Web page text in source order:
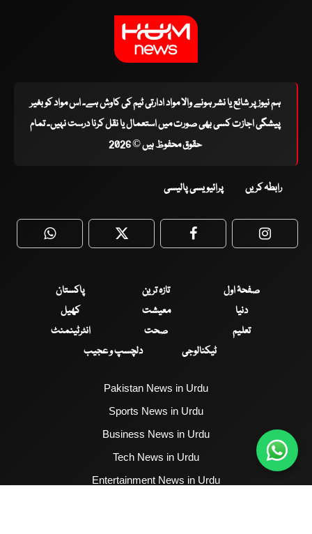
ہم نیوز پر شائع یا نشر ہونے والا مواد ادارتی ٹیم کی کاوش ہے۔ اس مواد کو بغیر
پیشگی اجازت کسی بھی صورت میں استعمال یا نقل کرنا درست نہیں۔ تمام
حقوق محفوظ ہیں © 2026
رابطہ کریں پرائیویسی پالیسی
WhatsApp Twitter Facebook
صفحۂ اول تازہ ترین
پاکستان
دنیا
معیشت
کھیل
تعلیم
صحت
انٹرٹینمنٹ
ٹیکنالوجی
دلچسپ و عجیب
Pakistan News in Urdu
Sports News in Urdu
Business News in Urdu
Tech News in Urdu
Entertainment News in Urdu